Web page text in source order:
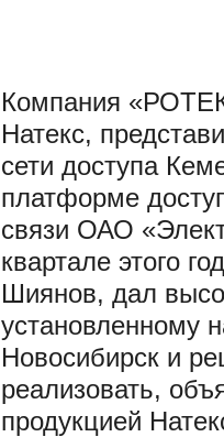
Компания
Натекс,
сети доступа
платформе
связи ОАО
квартале этого
Шиянов, дал
установленному
Новосибирск и
реализовать,
продукцией